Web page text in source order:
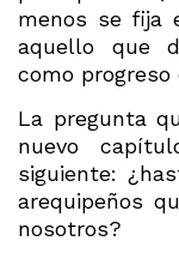
menos se fija
aquello que
como
La pregunta
nuevo
siguiente:
arequipeños
nosotros?